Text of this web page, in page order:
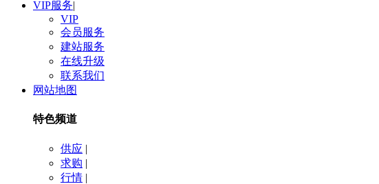
VIP服务|
VIP
会员服务
建站服务
在线升级
联系我们
网站地图
特色频道
供应 |
求购 |
行情 |